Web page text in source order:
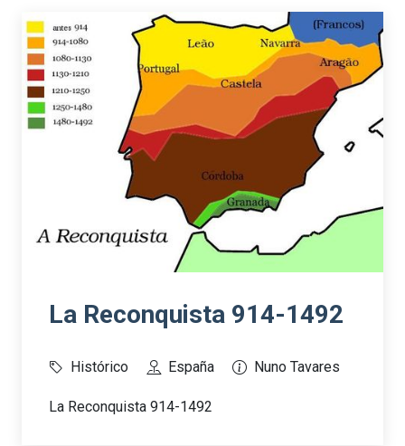
La Reconquista 914-1492
Histórico España Nuno Tavares
La Reconquista 914-1492